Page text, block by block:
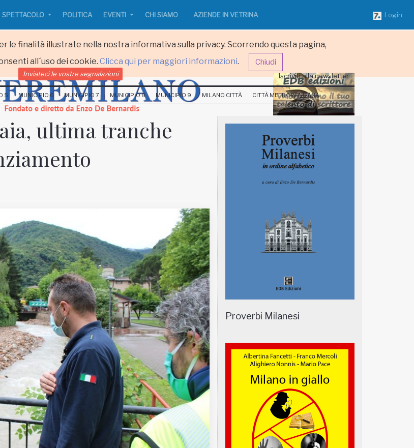
le finalità illustrate nella nostra informativa sulla privacy. Scorrendo questa pagina,
all´uso dei cookie. Clicca qui per maggiori informazioni. Chiudi
SPETTACOLO POLITICA EVENTI CHI SIAMO AZIENDE IN VETRINA Login
Inviateci le vostre segnalazioni Iscriviti alla newsletter
5 MUNICIPIO 6 MUNICIPIO 7 MUNICIPIO 8 MUNICIPIO 9 MILANO CITTÀ CITTÀ METROPOLITANA
ultima tranche
Proverbi Milanesi